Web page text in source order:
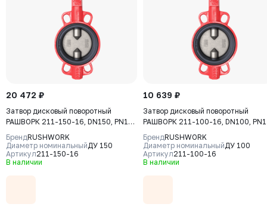
20 472 ₽
Затвор дисковый поворотный
РАШВОРК 211-150-16, DN150, PN16,
корпус - GJL-250 (GG25), диск -
CF8, уплотнение - NBR, М/Ф,
рукоятка
БрендRUSHWORK
Диаметр номинальныйДУ 150
Артикул211-150-16
В наличии
10 639 ₽
Затвор дисковый поворотный
РАШВОРК 211-100-16, DN100,
корпус - GJL-250 (GG25), диск -
CF8, уплотнение - NBR, М/Ф,
рукоятка
БрендRUSHWORK
Диаметр номинальныйДУ 100
Артикул211-100-16
В наличии